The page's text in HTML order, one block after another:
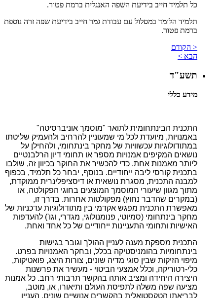
כל תלמיד חייב בידיעת השפה האנגלית ברמת פטור.
תלמיד הלומד במסלול עם עבודת גמר חייב בידיעת שפה זרה נוספת
ברמת פטור.
< הקודם
הבא >
תשע"ד
מידע כללי
התכנית הבינתחומית לתואר "מוסמך אוניברסיטה"
באמנויות, מיועדת לכל מי שמעוניין להרחיב ולהעמיק שליטתו
במתודולוגיות עכשוויות של מחקר בינתחומי, ולהחילן על
נושאים המקיפים אמנויות מספר או תחומי דיון הרלבנטיים
ליותר מאמנות אחת. כדי להכשיר את החוקר בכיוון זה, שולבו
בתכנית קורסי ליבה ייחודיים. בנוסף, יבחר כל תלמיד, בכפוף
למבנה התכנית, מסגרת נושאית או דיסציפלינרית ממוקדת,
מתוך מגוון שיעורי המוסמך המוצעים בחוגי הפקולטה, או
(במקרים שהדבר נחוץ) מפקולטות אחרות. בדרך זו,
מאפשרת התכנית מפגש אקדמי בין מתודולוגיות עדכניות של
מחקר בינתחומי (סמיוטי, פנומנולוגי, מגדרי, וגו') להעדפות
האישיות ותחומי התעניינות ייחודיים של כל אחד ואחת.
התכנית מספקת מענה לעניין ההולך וגובר בגישות
בינתחומיות בהומניסטיקה בכלל, ובחקר האמנויות בפרט.
מיפוי הזיקות שבין סוגי מדיה שונים, צורות היצג, פואטיקות,
כלי-רטוריקה, וכלל אמצעי הביטוי - מעשיר את פרשנות
היצירה היחידה ומציב אותה בהקשר תרבותי רחב. כל אמנות
מציעה שפה משלה לתפיסת העולם ותיאורו, או, מוטב,
לבריאתו הטקסטואלית בהקשרים אנושיים שונים. העניין